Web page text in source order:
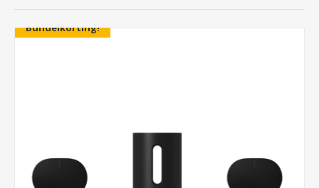
Bundelkorting!